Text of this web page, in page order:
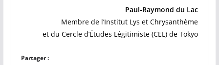
Paul-Raymond du Lac
Membre de l’Institut Lys et Chrysanthème
et du Cercle d’Études Légitimiste (CEL) de Tokyo
Partager :